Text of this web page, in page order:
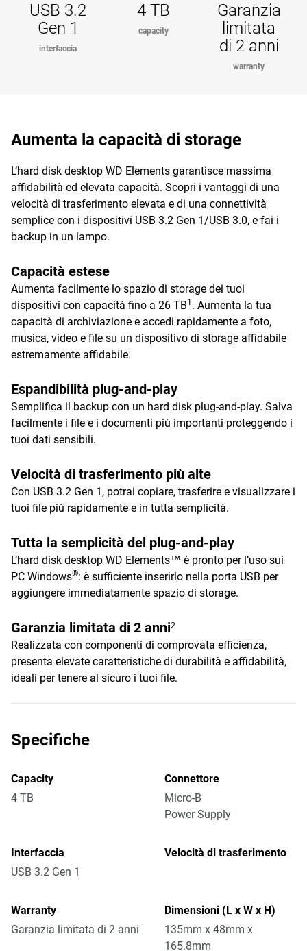
USB 3.2
Gen 1
interfaccia
4 TB
capacity
Garanzia
limitata
di 2 anni
warranty
Aumenta la capacità di storage
L’hard disk desktop WD Elements garantisce massima
affidabilità ed elevata capacità. Scopri i vantaggi di una
velocità di trasferimento elevata e di una connettività
semplice con i dispositivi USB 3.2 Gen 1/USB 3.0, e fai i
backup in un lampo.
Capacità estese
Aumenta facilmente lo spazio di storage dei tuoi
dispositivi con capacità fino a 26 TB1 . Aumenta la tua
capacità di archiviazione e accedi rapidamente a foto,
musica, video e file su un dispositivo di storage affidabile
estremamente affidabile.
Espandibilità plug-and-play
Semplifica il backup con un hard disk plug-and-play. Salva
facilmente i file e i documenti più importanti proteggendo i
tuoi dati sensibili.
Velocità di trasferimento più alte
Con USB 3.2 Gen 1, potrai copiare, trasferire e visualizzare i
tuoi file più rapidamente e in tutta semplicità.
Tutta la semplicità del plug-and-play
L’hard disk desktop WD Elements™ è pronto per l’uso sui
PC Windows®: è sufficiente inserirlo nella porta USB per
aggiungere immediatamente spazio di storage.
Garanzia limitata di 2 anni2
Realizzata con componenti di comprovata efficienza,
presenta elevate caratteristiche di durabilità e affidabilità,
ideali per tenere al sicuro i tuoi file.
Specifiche
Capacity
4 TB
Connettore
Micro-B
Power Supply
Interfaccia
USB 3.2 Gen 1
Velocità di trasferimento
Warranty
Garanzia limitata di 2 anni
Dimensioni (L x W x H)
135mm x 48mm x
165.8mm